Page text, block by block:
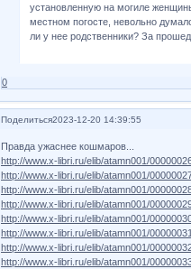
установленную на могиле
местном погосте, невольно
ли у нее родственники? За
0
Поделиться2023-12-20 14:39:55
Правда ужаснее кошмаров...
http://www.x-libri.ru/elib/atamn001/
http://www.x-libri.ru/elib/atamn001/
http://www.x-libri.ru/elib/atamn001/
http://www.x-libri.ru/elib/atamn001/
http://www.x-libri.ru/elib/atamn001/
http://www.x-libri.ru/elib/atamn001/
http://www.x-libri.ru/elib/atamn001/
http://www.x-libri.ru/elib/atamn001/